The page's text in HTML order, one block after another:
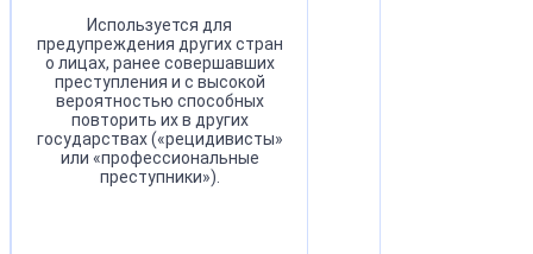
Используется для
предупреждения других стран
о лицах, ранее совершавших
преступления и с высокой
вероятностью способных
повторить их в других
государствах («рецидивисты»
или «профессиональные
преступники»).